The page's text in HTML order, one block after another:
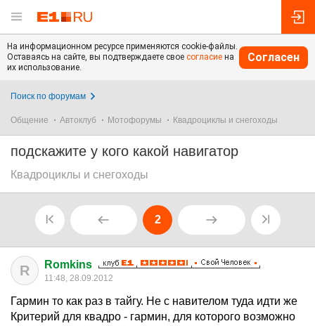
На информационном ресурсе применяются cookie-файлы.
Оставаясь на сайте, вы подтверждаете свое согласие на
их использование.
Согласен
Поиск по форумам
Общение Автоклуб Мотофорумы Квадроциклы и снегоходы
подскажите у кого какой навигатор
Квадроциклы и снегоходы
2
R Romkins
11:48, 28.09.2012
Гармин то как раз в тайгу. Не с навителом туда идти же
Критерий для квадро - гармин, для которого возможно